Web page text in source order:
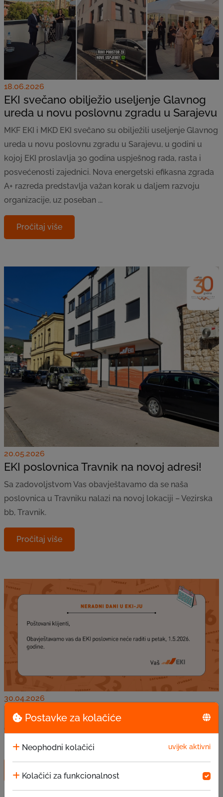
Postavke za kolačiće
Neophodni kolačići uvijek aktivni
Kolačići za funkcionalnost
18.06.2026
EKI svečano obilježio useljenje Glavnog
ureda u novu poslovnu zgradu u Sarajevu
MKF EKI i MKD EKI svečano su obilježili useljenje Glavnog
ureda u novu poslovnu zgradu u Sarajevu, u godini u
kojoj EKI proslavlja 30 godina uspješnog rada, rasta i
posvećenosti zajednici. Nova energetski efikasna zgrada
A+ razreda predstavlja važan korak u daljem razvoju
organizacije, uz poseban ...
Pročitaj više
20.05.2026
EKI poslovnica Travnik na novoj adresi!
Sa zadovoljstvom Vas obavještavamo da se naša
poslovnica u Travniku nalazi na novoj lokaciji – Vezirska
bb, Travnik.
Pročitaj više
30.04.2026
Neradni dan - 1.5.2026.
petak, 1.5.2026. godine.
Pročitaj više